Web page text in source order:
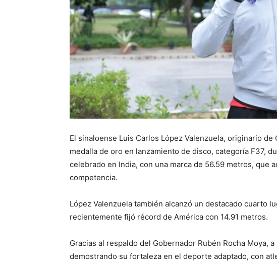
El sinaloense Luis Carlos López Valenzuela, originario
medalla de oro en lanzamiento de disco, categoría F37,
celebrado en India, con una marca de 56.59 metros, que
competencia.
López Valenzuela también alcanzó un destacado cuarto
recientemente fijó récord de América con 14.91 metros.
Gracias al respaldo del Gobernador Rubén Rocha Moya,
demostrando su fortaleza en el deporte adaptado, con